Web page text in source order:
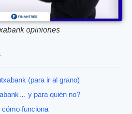
opiniones
(para ir al grano)
y para quién no?
funciona